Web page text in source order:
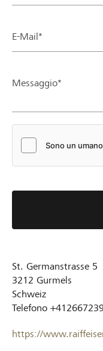
E-Mail*
Messaggio*
St. Germanstrasse 5
3212 Gurmels
Schweiz
Telefono
https://